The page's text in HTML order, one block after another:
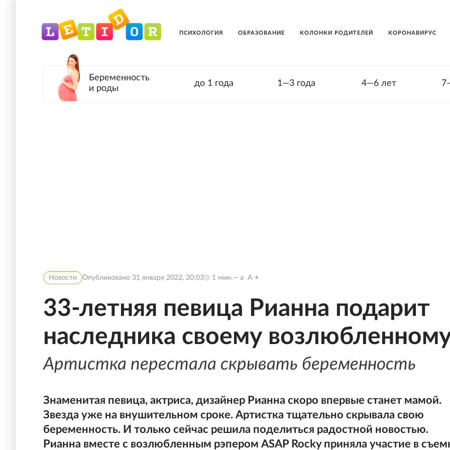
ПСИХОЛОГИЯ ОБРАЗОВАНИЕ КОЛОНКИ РОДИТЕЛЕЙ КОРОНАВИРУС
Беременность
и роды
до 1 года 1—3 года 4—6 лет
Новости Опубликовано 31 января 2022, 20:03 1 мин. a A
33-летняя певица Рианна подарит
наследника своему
Артистка перестала скрывать беременность
Знаменитая певица, актриса, дизайнер Рианна скоро впервые станет мамой.
Звезда уже на внушительном сроке. Артистка тщательно скрывала свою
беременность. И только сейчас решила поделиться радостной новостью.
Рианна вместе с возлюбленным рэпером ASAP Rocky приняла участие в